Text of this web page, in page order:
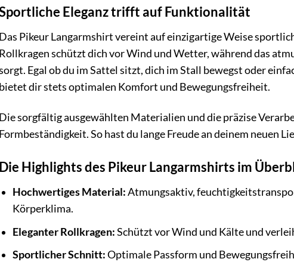
Eleganz trifft auf Funktionalität
Das Pikeur Langarmshirt vereint auf einzigartige Weise
Rollkragen schützt dich vor Wind und Wetter, während das
Egal ob du im Sattel sitzt, dich im Stall bewegst oder
bietet dir stets optimalen Komfort und Bewegungsfreiheit.
Die sorgfältig ausgewählten Materialien und die präzise
Formbeständigkeit. So hast du lange Freude an deinem neuen
Die Highlights des Pikeur Langarmshirts im
Hochwertiges Material:Atmungsaktiv,
Körperklima.
Eleganter Rollkragen:Schützt vor Wind und Kälte und
Sportlicher Schnitt:Optimale Passform und